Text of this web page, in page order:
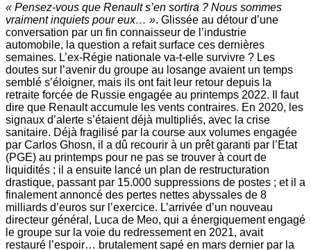
« Pensez-vous que Renault s’en sortira ? Nous sommes
vraiment inquiets pour eux… ». Glissée au détour d’une
conversation par un fin connaisseur de l’industrie
automobile, la question a refait surface ces dernières
semaines. L’ex-Régie nationale va-t-elle survivre ? Les
doutes sur l’avenir du groupe au losange avaient un temps
semblé s’éloigner, mais ils ont fait leur retour depuis la
retraite forcée de Russie engagée au printemps 2022. Il faut
dire que Renault accumule les vents contraires. En 2020, les
signaux d’alerte s’étaient déjà multipliés, avec la crise
sanitaire. Déjà fragilisé par la course aux volumes engagée
par Carlos Ghosn, il a dû recourir à un prêt garanti par l’Etat
(PGE) au printemps pour ne pas se trouver à court de
liquidités ; il a ensuite lancé un plan de restructuration
drastique, passant par 15.000 suppressions de postes ; et il a
finalement annoncé des pertes nettes abyssales de 8
milliards d’euros sur l’exercice. L’arrivée d’un nouveau
directeur général, Luca de Meo, qui a énergiquement engagé
le groupe sur la voie du redressement en 2021, avait
restauré l’espoir… brutalement sapé en mars dernier par la